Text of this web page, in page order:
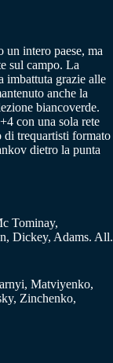
intero paese, ma
sul campo. La
imbattuta grazie alle
anche la
biancoverde.
con una sola rete
di trequartisti formato
dietro la punta
Tominay,
Dickey, Adams. All.
Matviyenko,
Zinchenko,